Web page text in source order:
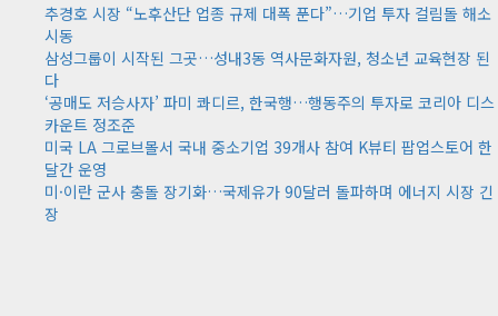
추경호 시장 “노후산단 업종 규제 대폭 푼다”…기업 투자 걸림돌 해소
시동
삼성그룹이 시작된 그곳…성내3동 역사문화자원, 청소년 교육현장 된
다
‘공매도 저승사자’ 파미 콰디르, 한국행…행동주의 투자로 코리아 디스
카운트 정조준
미국 LA 그로브몰서 국내 중소기업 39개사 참여 K뷰티 팝업스토어 한
달간 운영
미·이란 군사 충돌 장기화…국제유가 90달러 돌파하며 에너지 시장 긴
장